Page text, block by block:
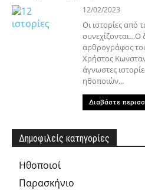
12/02/2023
Οι ιστορίες από
συνεχίζονται…Ο
αρθρογράφος
Χρήστος
άγνωστες
ηθοποιών...
Διαβάστε
Δημοφιλείς κατηγορίες
Hθοποιοί
Παρασκήνιο